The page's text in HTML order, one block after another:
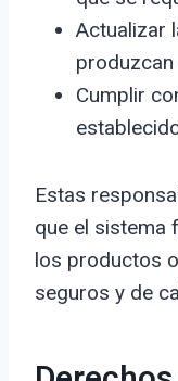
Actualizar
Cumplir
Estas
que el sistema
los productos
seguros y de